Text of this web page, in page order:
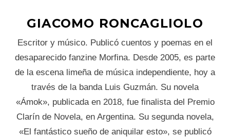
GIACOMO RONCAGLIOLO
Escritor y músico. Publicó cuentos y poemas en el
desaparecido fanzine Morfina. Desde 2005, es parte
de la escena limeña de música independiente, hoy a
través de la banda Luis Guzmán. Su novela
«Ámok», publicada en 2018, fue finalista del Premio
Clarín de Novela, en Argentina. Su segunda novela,
«El fantástico sueño de aniquilar esto», se publicó